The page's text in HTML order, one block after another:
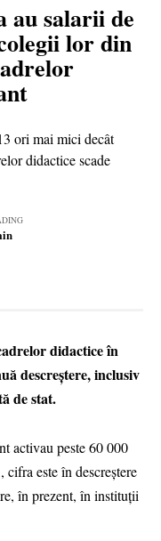
au salarii de
lor din
didactice în
descreștere, inclusiv
de stat.
activau peste 60 000
este în descreștere
în prezent, în instituții